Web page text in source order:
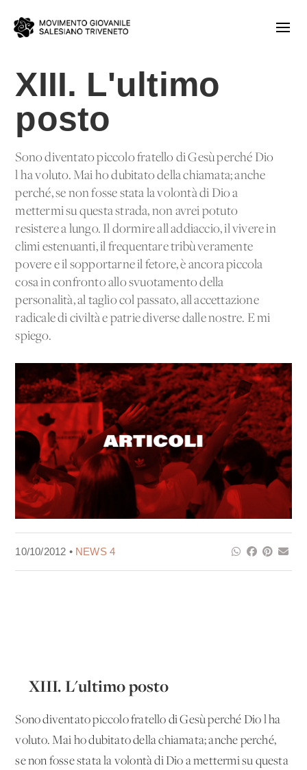
XIII. L'ultimo
posto
Sono diventato piccolo fratello di Gesù perché Dio
l'ha voluto. Mai ho dubitato della chiamata; anche
perché, se non fosse stata la volontà di Dio a
mettermi su questa strada, non avrei potuto
resistere a lungo. Il dormire all'addiaccio, il vivere in
climi estenuanti, il frequentare tribù veramente
povere e il sopportarne il fetore, è ancora piccola
cosa in confronto allo svuotamento della
personalità, al taglio col passato, all'accettazione
radicale di civiltà e patrie diverse dalle nostre. E mi
spiego.
10/10/2012 • NEWS 4
XIII. L'ultimo posto
Sono diventato piccolo fratello di Gesù perché Dio l'ha
voluto. Mai ho dubitato della chiamata; anche perché,
se non fosse stata la volontà di Dio a mettermi su questa